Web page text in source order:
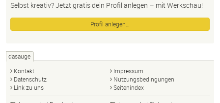
Selbst kreativ? Jetzt gratis dein Profil anlegen – mit Werkschau!
Profil anlegen…
dasauge
Kontakt
Impressum
Datenschutz
Nutzungsbedingungen
Link zu uns
Seitenindex